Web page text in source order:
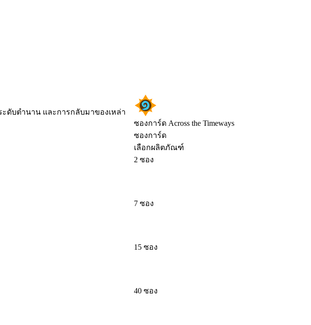
ซองการ์ด Across the Timeways
ซองการ์ด
เลือกผลิตภัณฑ์
2 ซอง
7 ซอง
15 ซอง
40 ซอง
ะดับตำนาน และการกลับมาของเหล่า